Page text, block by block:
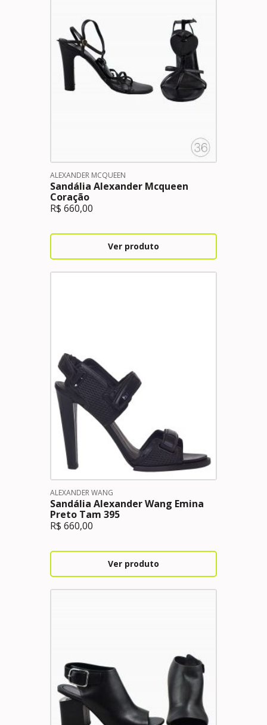
ALEXANDER MCQUEEN
Sandália Alexander Mcqueen
Coração
R$ 660,00
Ver produto
ALEXANDER WANG
Sandália Alexander Wang Emina
Preto Tam 395
R$ 660,00
Ver produto